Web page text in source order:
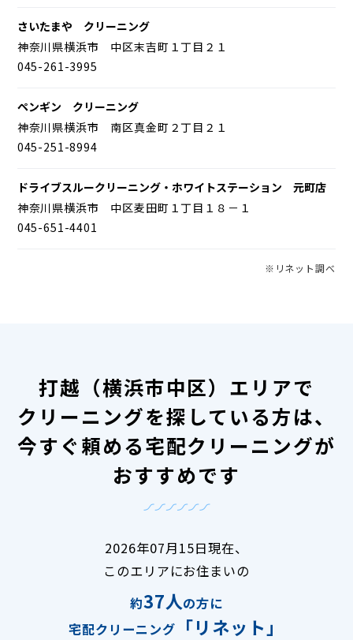
さいたまや クリーニング
神奈川県横浜市 中区末吉町１丁目２１
045-261-3995
ペンギン クリーニング
神奈川県横浜市 南区真金町２丁目２１
045-251-8994
ドライブスルークリーニング・ホワイトステーション 元町店
神奈川県横浜市 中区麦田町１丁目１８－１
045-651-4401
※リネット調べ
打越（横浜市中区）エリアで
クリーニングを探している方は、
今すぐ頼める宅配クリーニングが
おすすめです
2026年07月15日現在、
このエリアにお住まいの
約37人の方に
宅配クリーニング
「リネット」